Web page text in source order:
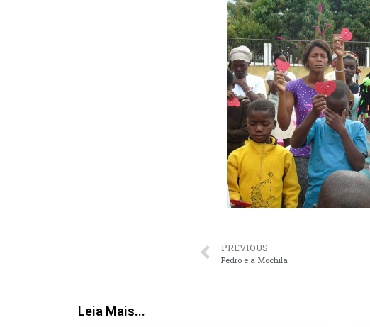
PREVIOUS
Pedro e a Mochila
Leia Mais...